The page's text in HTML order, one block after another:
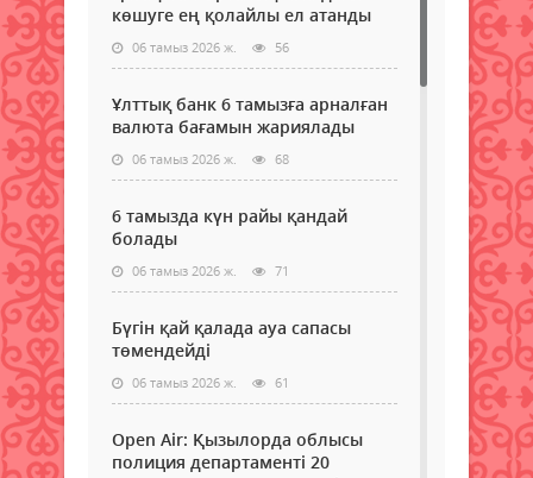
көшуге ең қолайлы ел атанды
06 тамыз 2026 ж. 56
Ұлттық банк 6 тамызға арналған
валюта бағамын жариялады
06 тамыз 2026 ж. 68
6 тамызда күн райы қандай
болады
06 тамыз 2026 ж. 71
Бүгін қай қалада ауа сапасы
төмендейді
06 тамыз 2026 ж. 61
Open Air: Қызылорда облысы
полиция департаменті 20